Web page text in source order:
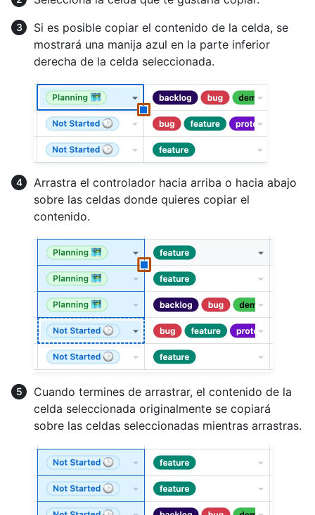
Si es posible copiar el contenido de la celda, se
mostrará una manija azul en la parte inferior
derecha de la celda seleccionada.
Arrastra el controlador hacia arriba o hacia abajo
sobre las celdas donde quieres copiar el
contenido.
Cuando termines de arrastrar, el contenido de la
celda seleccionada originalmente se copiará
sobre las celdas seleccionadas mientras arrastras.